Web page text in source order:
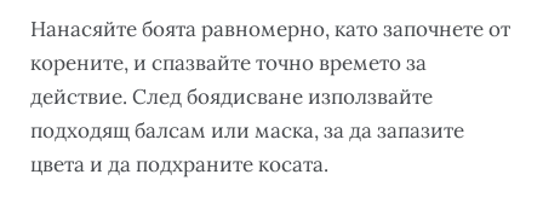
Нанасяйте боята равномерно, като започнете от
корените, и спазвайте точно времето за
действие. След боядисване използвайте
подходящ балсам или маска, за да запазите
цвета и да подхраните косата.